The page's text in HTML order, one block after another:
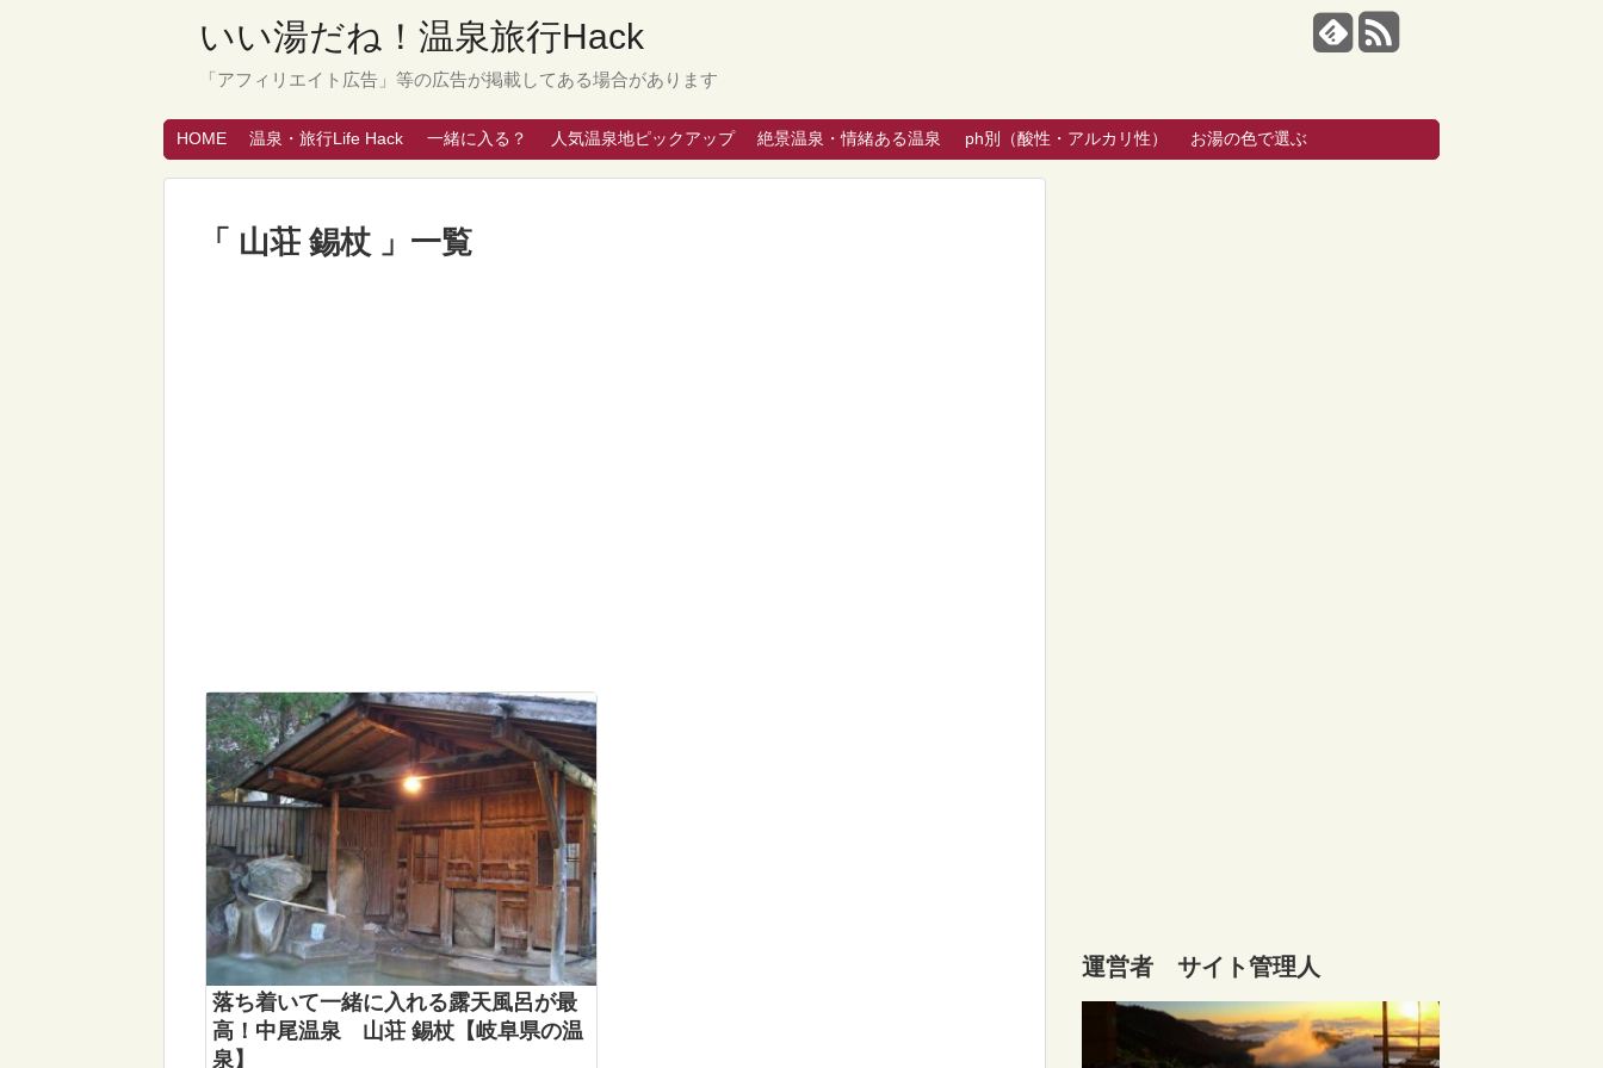
いい湯だね！温泉旅行Hack
「アフィリエイト広告」等の広告が掲載してある場合があります
HOME 温泉・旅行Life Hack 一緒に入る？ 人気温泉地ピックアップ 絶景温泉・情緒ある温泉 ph別（酸性・アルカリ性） お湯の色で選ぶ
「 山荘 錫杖 」一覧
落ち着いて一緒に入れる露天風呂が最
高！中尾温泉 山荘 錫杖【岐阜県の温
泉】
運営者 サイト管理人